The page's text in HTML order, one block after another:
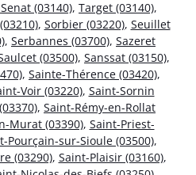
(03140), Target (03140),
, Sorbier (03220), Seuillet
, Serbannes (03700), Sazeret
(03500), Sanssat (03150),
, Sainte-Thérence (03420),
Voir (03220), Saint-Sornin
, Saint-Rémy-en-Rollat
Murat (03390), Saint-Priest-
Pourçain-sur-Sioule (03500),
(03290), Saint-Plaisir (03160),